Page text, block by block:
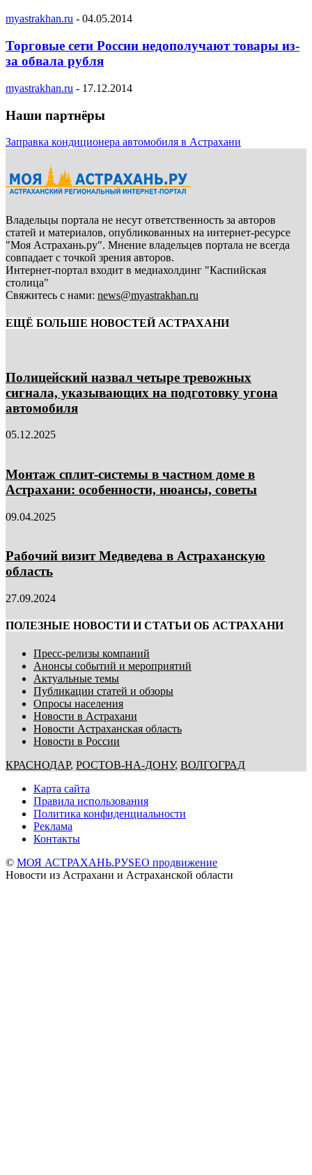
myastrakhan.ru - 04.05.2014
Торговые сети России недополучают товары из-
за обвала рубля
myastrakhan.ru - 17.12.2014
Наши партнёры
Заправка кондиционера автомобиля в Астрахани
Владельцы портала не несут ответственность за авторов
статей и материалов, опубликованных на интернет-ресурсе
"Моя Астрахань.ру". Мнение владельцев портала не всегда
совпадает с точкой зрения авторов.
Интернет-портал входит в медиахолдинг "Каспийская
столица"
Свяжитесь с нами: news@myastrakhan.ru
ЕЩЁ БОЛЬШЕ НОВОСТЕЙ АСТРАХАНИ
Полицейский назвал четыре тревожных
сигнала, указывающих на подготовку угона
автомобиля
05.12.2025
Монтаж сплит-системы в частном доме в
Астрахани: особенности, нюансы, советы
09.04.2025
Рабочий визит Медведева в Астраханскую
область
27.09.2024
ПОЛЕЗНЫЕ НОВОСТИ И СТАТЬИ ОБ АСТРАХАНИ
Пресс-релизы компаний
Анонсы событий и мероприятий
Актуальные темы
Публикации статей и обзоры
Опросы населения
Новости в Астрахани
Новости Астраханская область
Новости в России
КРАСНОДАР, РОСТОВ-НА-ДОНУ, ВОЛГОГРАД
Карта сайта
Правила использования
Политика конфиденциальности
Реклама
Контакты
© МОЯ АСТРАХАНЬ.РУSEO продвижение
Новости из Астрахани и Астраханской области